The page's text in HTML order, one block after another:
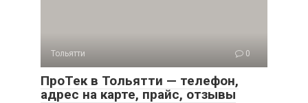
Тольятти 0
ПроТек в Тольятти — телефон,
адрес на карте, прайс, отзывы